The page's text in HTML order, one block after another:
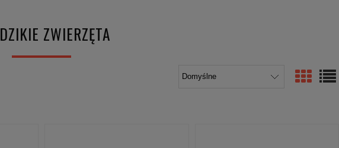
DZIKIE ZWIERZĘTA